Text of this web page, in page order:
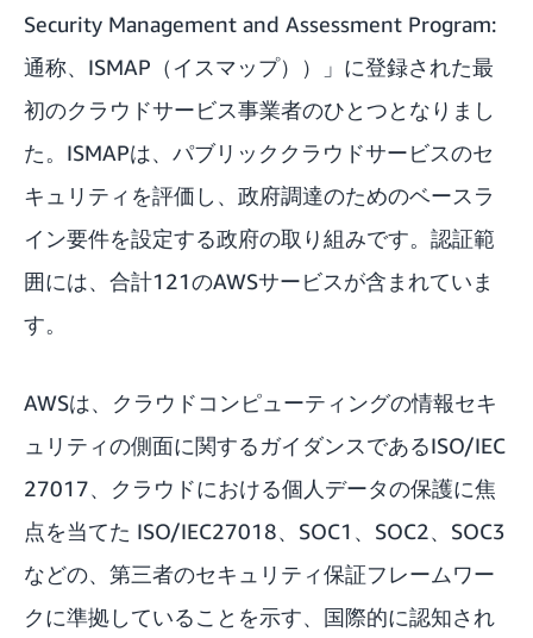
Security Management and Assessment Program:
通称、ISMAP（イスマップ））
」に登録された最
初のクラウドサービス事業者のひとつとなりまし
た。ISMAPは、パブリッククラウドサービスのセ
キュリティを評価し、政府調達のためのベースラ
イン要件を設定する政府の取り組みです。認証範
囲には、合計121のAWSサービスが含まれていま
す。
AWSは、クラウドコンピューティングの情報セキ
ュリティの側面に関するガイダンスであるISO/IEC
27017、クラウドにおける個人データの保護に焦
点を当てた ISO/IEC27018、SOC1、SOC2、SOC3
などの、第三者のセキュリティ保証フレームワー
クに準拠していることを示す、国際的に認知され